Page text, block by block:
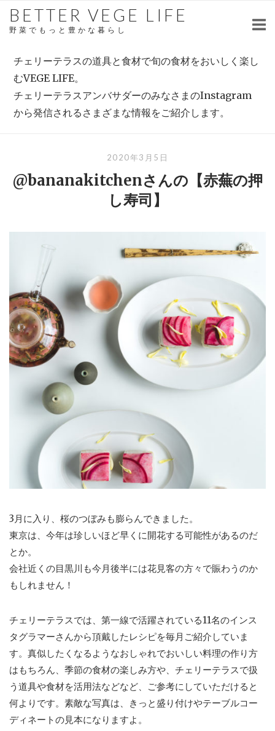
SkipBETTER VEGE LIFE
野菜でもっと豊かな暮らし
チェリーテラスの道具と食材で旬の食材をおいしく楽し
むVEGE LIFE。
チェリーテラスアンバサダーのみなさまのInstagram
から発信されるさまざまな情報をご紹介します。
2020年3月5日
@bananakitchenさんの【赤蕪の押
し寿司】
3月に入り、桜のつぼみも膨らんできました。
東京は、今年は珍しいほど早くに開花する可能性があるのだ
とか。
会社近くの目黒川も今月後半には花見客の方々で賑わうのか
もしれません！
チェリーテラスでは、第一線で活躍されている11名のインス
タグラマーさんから頂戴したレシピを毎月ご紹介していま
す。真似したくなるようなおしゃれでおいしい料理の作り方
はもちろん、季節の食材の楽しみ方や、チェリーテラスで扱
う道具や食材を活用法などなど、ご参考にしていただけると
何よりです。素敵な写真は、きっと盛り付けやテーブルコー
ディネートの見本になりますよ。